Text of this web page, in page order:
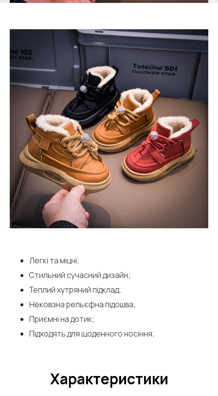
Легкі та міцні;
Стильний сучасний дизайн;
Теплий хутряний підклад;
Нековзна рельєфна підошва;
Приємні на дотик;
Підходять для щоденного носіння;
Характеристики